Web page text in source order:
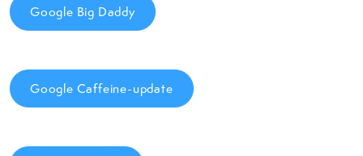
Google Big Daddy
Google Caffeine-update